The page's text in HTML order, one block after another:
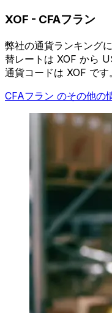
XOF - CFAフラン
弊社の通貨ランキング
替レートは XOF から
通貨コードは XOF です
CFAフラン のその他の